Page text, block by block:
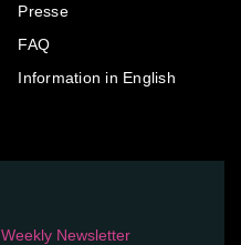
Presse
FAQ
Information in English
Weekly Newsletter